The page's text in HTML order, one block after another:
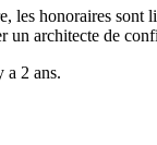
les honoraires
architecte de
a 2 ans.